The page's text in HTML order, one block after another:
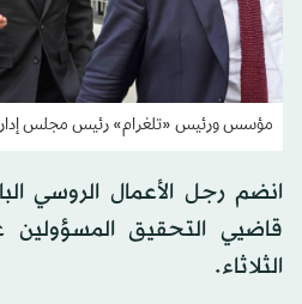
مؤسس ورئيس «تلغرام» رئيس مجلس
قاضيي التحقيق
الثلاثاء.